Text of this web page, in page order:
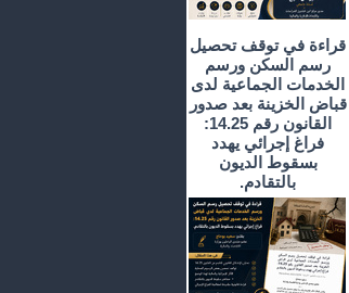
قراءة في توقف تحصيل
رسم السكن ورسم
الخدمات الجماعية لدى
قباض الخزينة بعد صدور
القانون رقم 14.25:
فراغ إجرائي يهدد
بسقوط الديون
بالتقادم.